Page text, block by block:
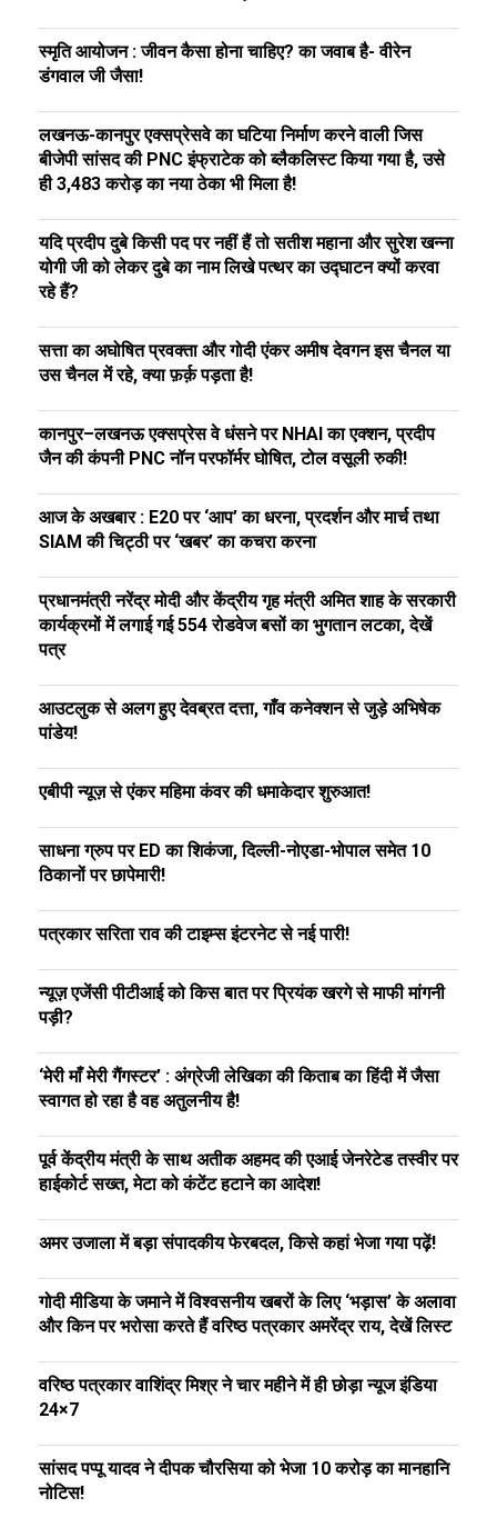
स्मृति आयोजन : जीवन कैसा होना चाहिए? का जवाब है- वीरेन
डंगवाल जी जैसा!
लखनऊ-कानपुर एक्सप्रेसवे का घटिया निर्माण करने वाली जिस
बीजेपी सांसद की PNC इंफ्राटेक को ब्लैकलिस्ट किया गया है, उसे
ही ₹3,483 करोड़ का नया ठेका भी मिला है!
यदि प्रदीप दुबे किसी पद पर नहीं हैं तो सतीश महाना और सुरेश खन्ना
योगी जी को लेकर दुबे का नाम लिखे पत्थर का उद्घाटन क्यों करवा
रहे हैं?
सत्ता का अघोषित प्रवक्ता और गोदी एंकर अमीष देवगन इस चैनल या
उस चैनल में रहे, क्या फ़र्क़ पड़ता है!
कानपुर–लखनऊ एक्सप्रेस वे धंसने पर NHAI का एक्शन, प्रदीप
जैन की कंपनी PNC नॉन परफॉर्मर घोषित, टोल वसूली रुकी!
आज के अखबार : E20 पर ‘आप’ का धरना, प्रदर्शन और मार्च तथा
SIAM की चिट्ठी पर ‘खबर’ का कचरा करना
प्रधानमंत्री नरेंद्र मोदी और केंद्रीय गृह मंत्री अमित शाह के सरकारी
कार्यक्रमों में लगाई गई 554 रोडवेज बसों का भुगतान लटका, देखें
पत्र
आउटलुक से अलग हुए देवब्रत दत्ता, गाँव कनेक्शन से जुड़े अभिषेक
पांडेय!
एबीपी न्यूज़ से एंकर महिमा कंवर की धमाकेदार शुरुआत!
साधना ग्रुप पर ED का शिकंजा, दिल्ली-नोएडा-भोपाल समेत 10
ठिकानों पर छापेमारी!
पत्रकार सरिता राव की टाइम्स इंटरनेट से नई पारी!
न्यूज़ एजेंसी पीटीआई को किस बात पर प्रियंक खरगे से माफी मांगनी
पड़ी?
‘मेरी माँ मेरी गैंगस्टर’ : अंग्रेजी लेखिका की किताब का हिंदी में जैसा
स्वागत हो रहा है वह अतुलनीय है!
पूर्व केंद्रीय मंत्री के साथ अतीक अहमद की एआई जेनरेटेड तस्वीर पर
हाईकोर्ट सख्त, मेटा को कंटेंट हटाने का आदेश!
अमर उजाला में बड़ा संपादकीय फेरबदल, किसे कहां भेजा गया पढ़ें!
गोदी मीडिया के जमाने में विश्वसनीय खबरों के लिए ‘भड़ास’ के अलावा
और किन पर भरोसा करते हैं वरिष्ठ पत्रकार अमरेंद्र राय, देखें लिस्ट
वरिष्ठ पत्रकार वाशिंद्र मिश्र ने चार महीने में ही छोड़ा न्यूज इंडिया
24×7
सांसद पप्पू यादव ने दीपक चौरसिया को भेजा ₹10 करोड़ का मानहानि
नोटिस!